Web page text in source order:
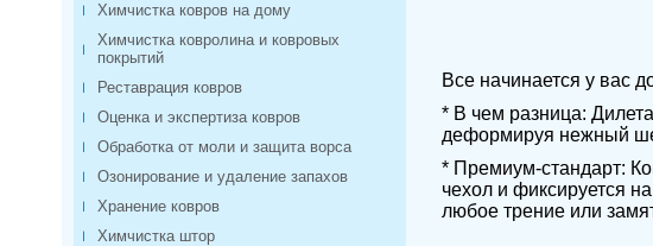
Химчистка ковров на дому
Химчистка ковролина и ковровых
покрытий
Реставрация ковров
Оценка и экспертиза ковров
Обработка от моли и защита ворса
Озонирование и удаление запахов
Хранение ковров
Химчистка штор
Все начинается у вас
* В чем разница:
деформируя нежный
* Премиум-стандарт:
чехол и фиксируется
любое трение или